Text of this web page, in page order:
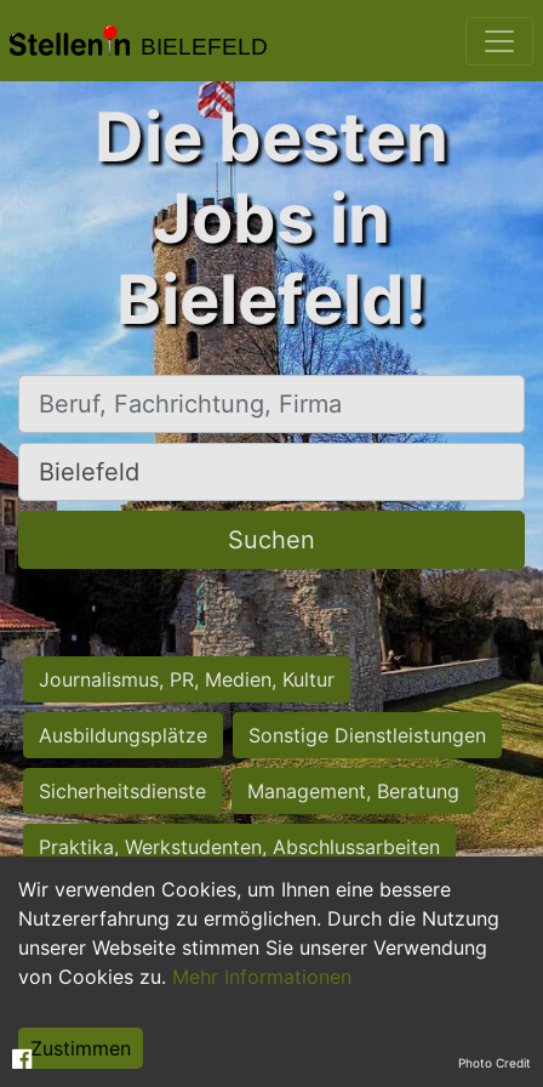
BIELEFELD
Wir verwenden Cookies, um Ihnen eine bessere
Nutzererfahrung zu ermöglichen. Durch die Nutzung
unserer Webseite stimmen Sie unserer Verwendung
von Cookies zu. Mehr Informationen
Zustimmen
Die besten
Jobs in
Bielefeld!
Beruf, Fachrichtung, Firma
Ort, Stadt
Suchen
Journalismus, PR, Medien, Kultur
Ausbildungsplätze Sonstige Dienstleistungen
Sicherheitsdienste Management, Beratung
Praktika, Werkstudenten, Abschlussarbeiten
Personalwesen Assistenz, Sekretariat
Hilfskräfte, Aushilfs- und Nebenjobs
Weiterbildung, Studium, duale Ausbildung Photo Credit